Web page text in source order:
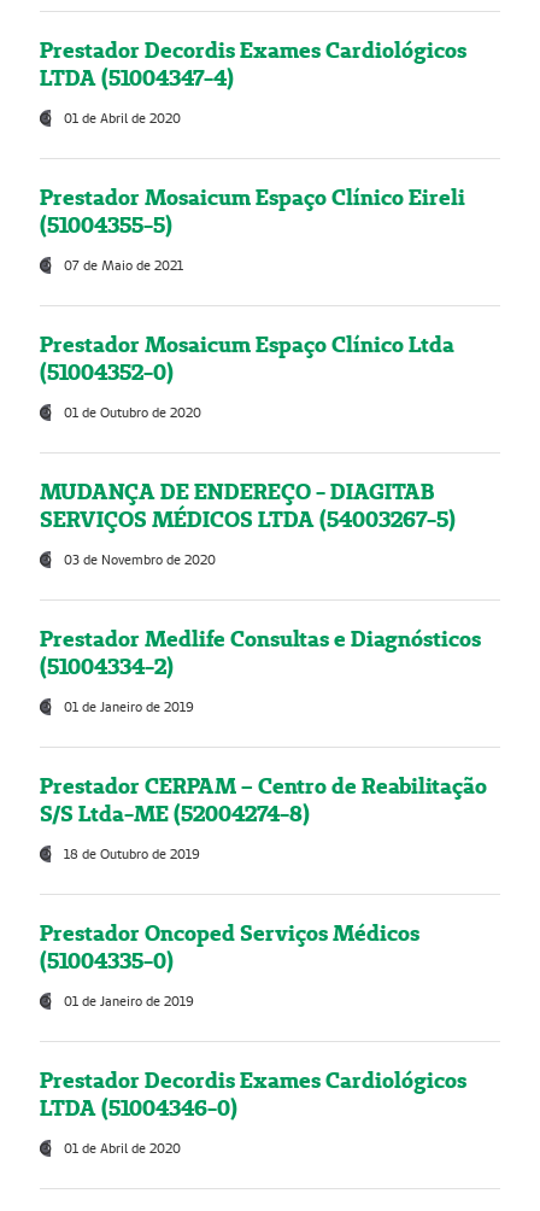
Prestador Decordis Exames Cardiológicos
LTDA (51004347-4)
01 de Abril de 2020
Prestador Mosaicum Espaço Clínico Eireli
(51004355-5)
07 de Maio de 2021
Prestador Mosaicum Espaço Clínico Ltda
(51004352-0)
01 de Outubro de 2020
MUDANÇA DE ENDEREÇO - DIAGITAB
SERVIÇOS MÉDICOS LTDA (54003267-5)
03 de Novembro de 2020
Prestador Medlife Consultas e Diagnósticos
(51004334-2)
01 de Janeiro de 2019
Prestador CERPAM – Centro de Reabilitação
S/S Ltda-ME (52004274-8)
18 de Outubro de 2019
Prestador Oncoped Serviços Médicos
(51004335-0)
01 de Janeiro de 2019
Prestador Decordis Exames Cardiológicos
LTDA (51004346-0)
01 de Abril de 2020